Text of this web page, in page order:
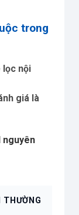
trong
lọc nội
giá là
nguyên
THƯỜNG